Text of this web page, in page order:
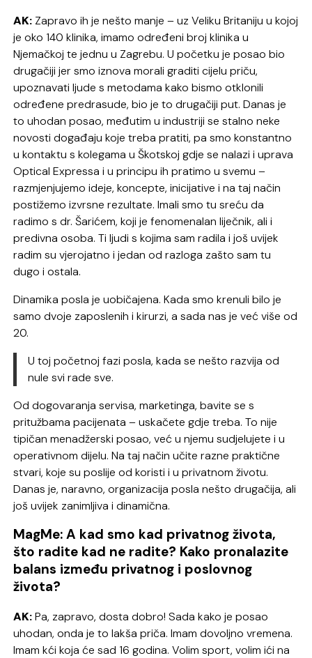
AK: Zapravo ih je nešto manje – uz Veliku Britaniju u kojoj
je oko 140 klinika, imamo određeni broj klinika u
Njemačkoj te jednu u Zagrebu. U početku je posao bio
drugačiji jer smo iznova morali graditi cijelu priču,
upoznavati ljude s metodama kako bismo otklonili
određene predrasude, bio je to drugačiji put. Danas je
to uhodan posao, međutim u industriji se stalno neke
novosti događaju koje treba pratiti, pa smo konstantno
u kontaktu s kolegama u Škotskoj gdje se nalazi i uprava
Optical Expressa i u principu ih pratimo u svemu –
razmjenjujemo ideje, koncepte, inicijative i na taj način
postižemo izvrsne rezultate. Imali smo tu sreću da
radimo s dr. Šarićem, koji je fenomenalan liječnik, ali i
predivna osoba. Ti ljudi s kojima sam radila i još uvijek
radim su vjerojatno i jedan od razloga zašto sam tu
dugo i ostala.
Dinamika posla je uobičajena. Kada smo krenuli bilo je
samo dvoje zaposlenih i kirurzi, a sada nas je već više od
20.
U toj početnoj fazi posla, kada se nešto razvija od
nule svi rade sve.
Od dogovaranja servisa, marketinga, bavite se s
pritužbama pacijenata – uskačete gdje treba. To nije
tipičan menadžerski posao, već u njemu sudjelujete i u
operativnom dijelu. Na taj način učite razne praktične
stvari, koje su poslije od koristi i u privatnom životu.
Danas je, naravno, organizacija posla nešto drugačija, ali
još uvijek zanimljiva i dinamična.
MagMe: A kad smo kad privatnog života,
što radite kad ne radite? Kako pronalazite
balans između privatnog i poslovnog
života?
AK:Pa, zapravo, dosta dobro! Sada kako je posao
uhodan, onda je to lakša priča. Imam dovoljno vremena.
Imam kći koja će sad 16 godina. Volim sport, volim ići na